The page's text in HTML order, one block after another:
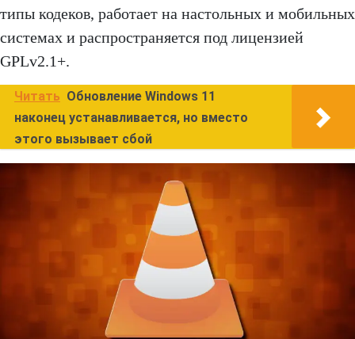
типы кодеков, работает на настольных и мобильных
системах и распространяется под лицензией
GPLv2.1+.
Читать Обновление Windows 11
наконец устанавливается, но вместо
этого вызывает сбой